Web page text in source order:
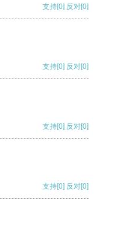
支持[0] 反对[0]
支持[0] 反对[0]
支持[0] 反对[0]
支持[0] 反对[0]